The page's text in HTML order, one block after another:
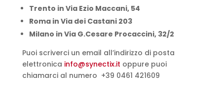
Trento in Via Ezio Maccani, 54
Roma in Via dei Castani 203
Milano in Via G.Cesare Procaccini, 32/2
Puoi scriverci un email all’indirizzo di posta
elettronica info@synectix.it oppure puoi
chiamarci al numero +39 0461 421609